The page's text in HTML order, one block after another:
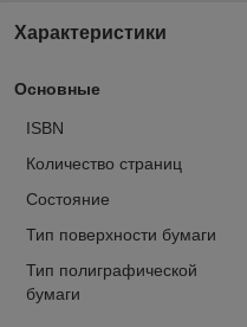
Характеристики
Основные
ISBN
Количество страниц
Состояние
Тип поверхности бумаги
Тип полиграфической
бумаги